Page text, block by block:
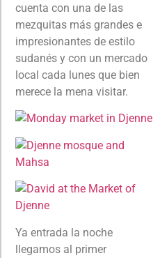
cuenta con una de las
mezquitas más grandes e
impresionantes de estilo
sudanés y con un mercado
local cada lunes que bien
merece la mena visitar.
Ya entrada la noche
llegamos al primer